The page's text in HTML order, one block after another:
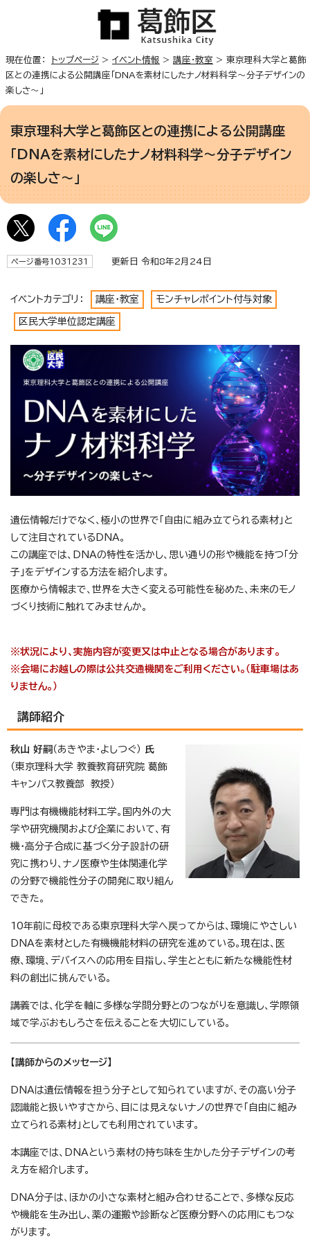
現在位置： トップページ > イベント情報 > 講座・教室 > 東京理科大学と葛飾
区との連携による公開講座「DNAを素材にしたナノ材料科学～分子デザインの
楽しさ～」
東京理科大学と葛飾区との連携による公開講座
「DNAを素材にしたナノ材料科学～分子デザイン
の楽しさ～」
ページ番号1031231 更新日 令和8年2月24日
イベントカテゴリ： 講座・教室 モンチャレポイント付与対象
区民大学単位認定講座
遺伝情報だけでなく、極小の世界で「自由に組み立てられる素材」と
して注目されているDNA。
この講座では、DNAの特性を活かし、思い通りの形や機能を持つ「分
子」をデザインする方法を紹介します。
医療から情報まで、世界を大きく変える可能性を秘めた、未来のモノ
づくり技術に触れてみませんか。
※状況により、実施内容が変更又は中止となる場合があります。
※会場にお越しの際は公共交通機関をご利用ください。（駐車場はあ
りません。）
講師紹介
秋山 好嗣 （あきやま・よしつぐ）
氏
（東京理科大学 教養教育研究院 葛飾
キャンパス教養部 教授）
専門は有機機能材料工学。国内外の大
学や研究機関および企業において、有
機・高分子合成に基づく分子設計の研
究に携わり、ナノ医療や生体関連化学
の分野で機能性分子の開発に取り組ん
できた。
10年前に母校である東京理科大学へ戻ってからは、環境にやさしい
DNAを素材とした有機機能材料の研究を進めている。現在は、医
療、環境、デバイスへの応用を目指し、学生とともに新たな機能性材
料の創出に挑んでいる。
講義では、化学を軸に多様な学問分野とのつながりを意識し、学際領
域で学ぶおもしろさを伝えることを大切にしている。
【講師からのメッセージ】
DNAは遺伝情報を担う分子として知られていますが、その高い分子
認識能と扱いやすさから、目には見えないナノの世界で「自由に組み
立てられる素材」としても利用されています。
本講座では、DNAという素材の持ち味を生かした分子デザインの考
え方を紹介します。
DNA分子は、ほかの小さな素材と組み合わせることで、多様な反応
や機能を生み出し、薬の運搬や診断など医療分野への応用にもつな
がります。